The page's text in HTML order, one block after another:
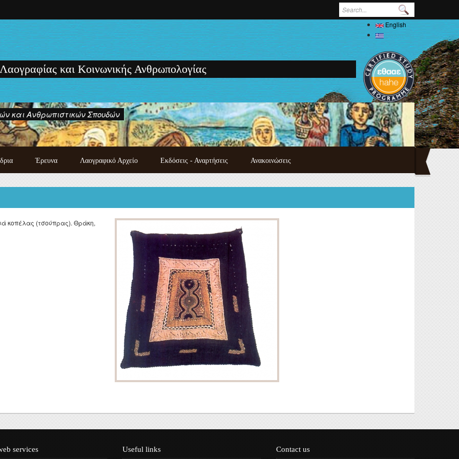
Search form
English
Ελληνικά
και Ανθρωπιστικών Σπουδών
και Κοινωνικής Ανθρωπολογίας
Έρευνα Λαογραφικό Αρχείο
Κατάλογος χειρογράφων
Εκδόσεις - Αναρτήσεις
Εκδόσεις των μελών του
Συνεδρίων και Ημερίδων
Ηλεκτρονική Θρακική
Βιβλιογραφία
Ανακοινώσεις
κοπέλας (τσούπρας). Θράκη,
services Useful links Contact us